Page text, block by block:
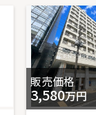
築分譲
販売価格
3,580万円